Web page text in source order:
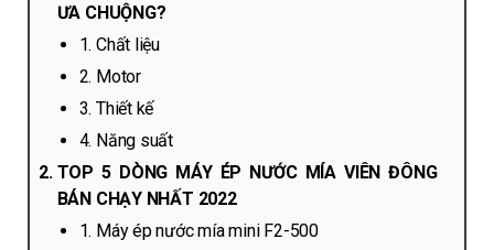
ƯA CHUỘNG?
1. Chất liệu
2. Motor
3. Thiết kế
4. Năng suất
TOP 5 DÒNG MÁY ÉP NƯỚC MÍA VIÊN ĐÔNG
BÁN CHẠY NHẤT 2022
1. Máy ép nước mía mini F2-500